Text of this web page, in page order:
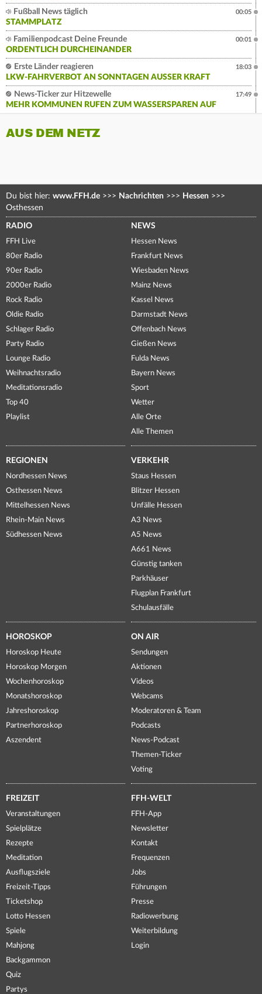
Fußball News täglich
STAMMPLATZ
00:05
Familienpodcast Deine Freunde
ORDENTLICH DURCHEINANDER
00:01
Erste Länder reagieren
LKW-FAHRVERBOT AN SONNTAGEN AUSSER KRAFT
18:03
News-Ticker zur Hitzewelle
MEHR KOMMUNEN RUFEN ZUM WASSERSPAREN AUF
17:49
AUS DEM NETZ
Du bist hier: www.FFH.de >>> Nachrichten >>> Hessen >>>
Osthessen
RADIO
FFH Live
80er Radio
90er Radio
2000er Radio
Rock Radio
Oldie Radio
Schlager Radio
Party Radio
Lounge Radio
Weihnachtsradio
Meditationsradio
Top 40
Playlist
NEWS
Hessen News
Frankfurt News
Wiesbaden News
Mainz News
Kassel News
Darmstadt News
Offenbach News
Gießen News
Fulda News
Bayern News
Sport
Wetter
Alle Orte
Alle Themen
REGIONEN
Nordhessen News
Osthessen News
Mittelhessen News
Rhein-Main News
Südhessen News
VERKEHR
Staus Hessen
Blitzer Hessen
Unfälle Hessen
A3 News
A5 News
A661 News
Günstig tanken
Parkhäuser
Flugplan Frankfurt
Schulausfälle
HOROSKOP
Horoskop Heute
Horoskop Morgen
Wochenhoroskop
Monatshoroskop
Jahreshoroskop
Partnerhoroskop
Aszendent
ON AIR
Sendungen
Aktionen
Videos
Webcams
Moderatoren & Team
Podcasts
News-Podcast
Themen-Ticker
Voting
FREIZEIT
Veranstaltungen
Spielplätze
Rezepte
Meditation
Ausflugsziele
Freizeit-Tipps
Ticketshop
Lotto Hessen
Spiele
Mahjong
Backgammon
Quiz
Partys
FFH-WELT
FFH-App
Newsletter
Kontakt
Frequenzen
Jobs
Führungen
Presse
Radiowerbung
Weiterbildung
Login